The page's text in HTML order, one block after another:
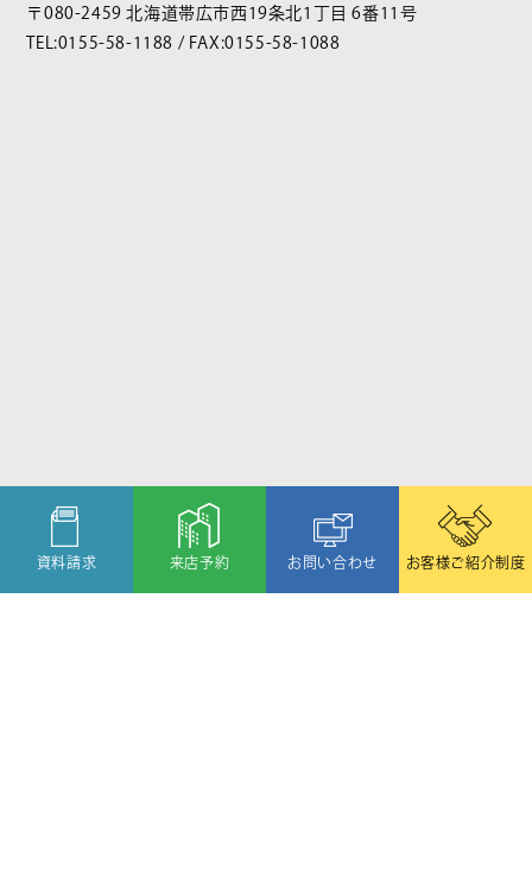
資料請求 来店予約 お問い合わせ お客様ご紹介制度
〒080-2459 北海道帯広市西19条北1丁目 6番11号
TEL:0155-58-1188 / FAX:0155-58-1088